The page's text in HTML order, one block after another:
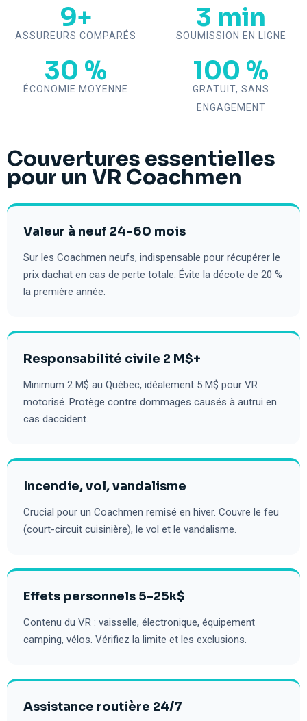
9+
ASSUREURS COMPARÉS
3 min
SOUMISSION EN LIGNE
30 %
ÉCONOMIE MOYENNE
100 %
GRATUIT, SANS
ENGAGEMENT
Couvertures essentielles
pour un VR Coachmen
Valeur à neuf 24-60 mois
Sur les Coachmen neufs, indispensable pour récupérer le
prix dachat en cas de perte totale. Évite la décote de 20 %
la première année.
Responsabilité civile 2 M$+
Minimum 2 M$ au Québec, idéalement 5 M$ pour VR
motorisé. Protège contre dommages causés à autrui en
cas daccident.
Incendie, vol, vandalisme
Crucial pour un Coachmen remisé en hiver. Couvre le feu
(court-circuit cuisinière), le vol et le vandalisme.
Effets personnels 5-25k$
Contenu du VR : vaisselle, électronique, équipement
camping, vélos. Vérifiez la limite et les exclusions.
Assistance routière 24/7